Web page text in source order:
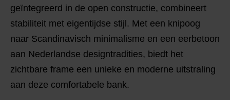
geïntegreerd in de open constructie, combineert
stabiliteit met eigentijdse stijl. Met een knipoog
naar Scandinavisch minimalisme en een eerbetoon
aan Nederlandse designtradities, biedt het
zichtbare frame een unieke en moderne uitstraling
aan deze comfortabele bank.